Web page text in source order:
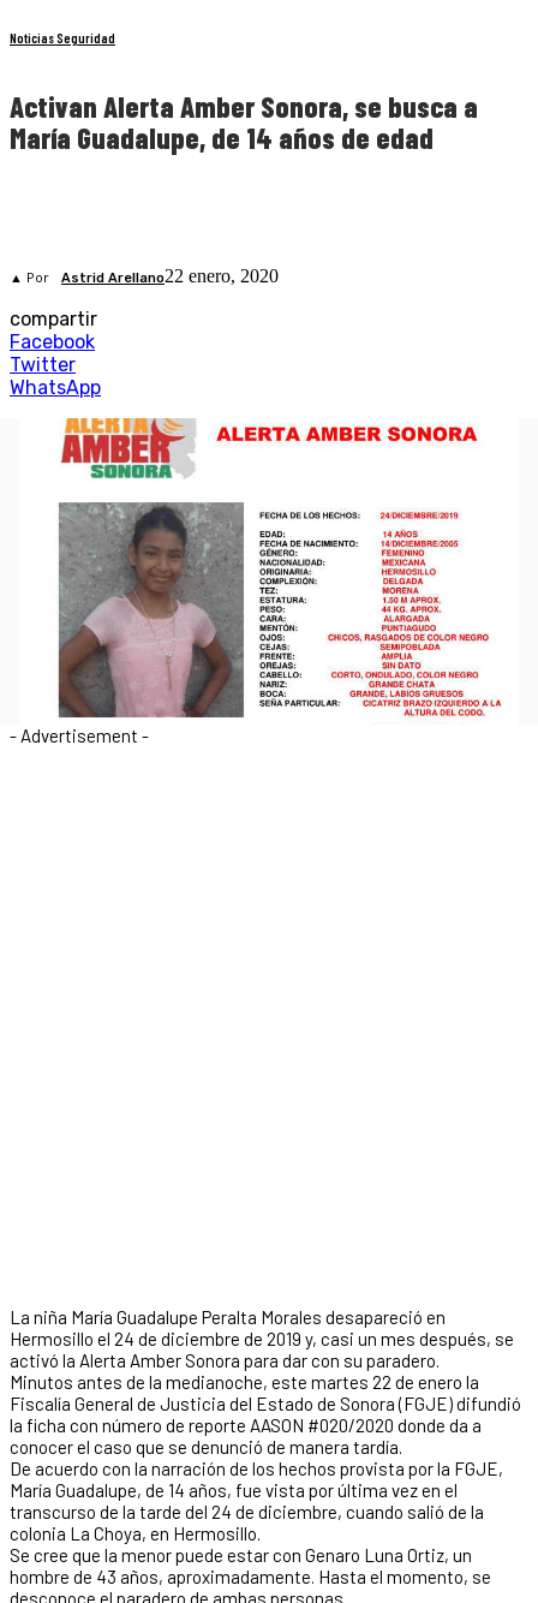
Noticias Seguridad
Activan Alerta Amber Sonora, se busca a
María Guadalupe, de 14 años de edad
▲ Por Astrid Arellano22 enero, 2020
compartir
Facebook
Twitter
WhatsApp
- Advertisement -
La niña María Guadalupe Peralta Morales desapareció en
Hermosillo el 24 de diciembre de 2019 y, casi un mes después, se
activó la Alerta Amber Sonora para dar con su paradero.
Minutos antes de la medianoche, este martes 22 de enero la
Fiscalía General de Justicia del Estado de Sonora (FGJE) difundió
la ficha con número de reporte AASON #020/2020 donde da a
conocer el caso que se denunció de manera tardía.
De acuerdo con la narración de los hechos provista por la FGJE,
María Guadalupe, de 14 años, fue vista por última vez en el
transcurso de la tarde del 24 de diciembre, cuando salió de la
colonia La Choya, en Hermosillo.
Se cree que la menor puede estar con Genaro Luna Ortiz, un
hombre de 43 años, aproximadamente. Hasta el momento, se
desconoce el paradero de ambas personas.